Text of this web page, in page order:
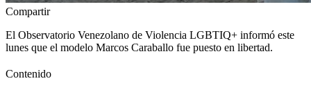
Compartir
El Observatorio Venezolano de Violencia LGBTIQ+ informó este
lunes que el modelo Marcos Caraballo fue puesto en libertad.
Contenido